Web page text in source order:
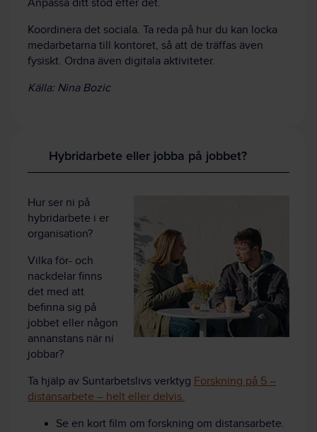
Anpassa ditt stöd efter det.
Koordinera det sociala. Ta reda på hur du kan locka
medarbetarna till kontoret, så att de träffas även
fysiskt. Ordna även digitala aktiviteter.
Källa: Nina Bozic
Hybridarbete eller jobba på jobbet?
Hur ser ni på
hybridarbete i er
organisation?
Vilka för- och
nackdelar finns
det med att
befinna sig på
jobbet eller någon
annanstans när ni
jobbar?
Ta hjälp av Suntarbetslivs verktyg Forskning på 5 –
distansarbete – helt eller delvis.
Se en kort film om forskning om distansarbete.